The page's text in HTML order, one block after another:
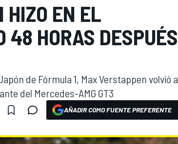
HIZO EN EL
48 HORAS DESPUÉS
de Fórmula 1, Max Verstappen volvió a
del Mercedes-AMG GT3
AÑADIR COMO FUENTE PREFERENTE